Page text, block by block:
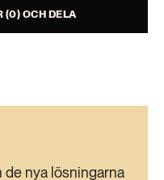
(0) OCH DELA
de nya lösningarna